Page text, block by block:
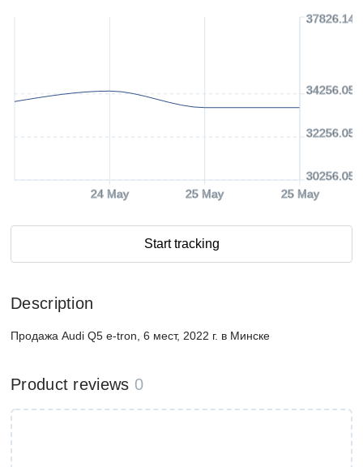
24 May 25 May 25 May
30256.05
32256.05
34256.05
37826.14
Start tracking
Description
Продажа Audi Q5 e-tron, 6 мест, 2022 г. в Минске
Product reviews 0